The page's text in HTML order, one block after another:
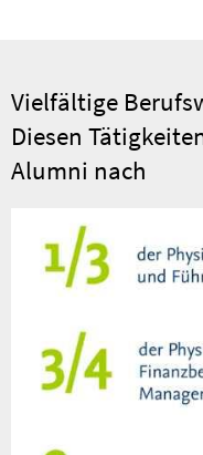
Vielfältige
Diesen
Alumni nach